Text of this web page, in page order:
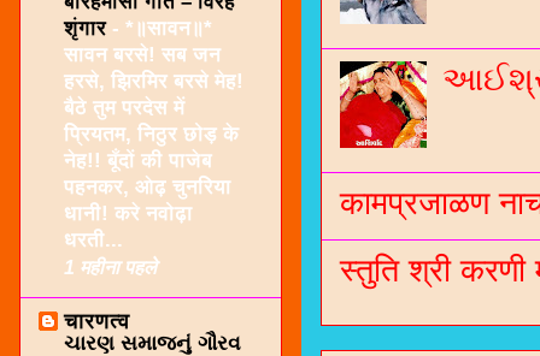
कामप्रजाळण
स्तुति श्री करणी
शृंगार - *॥सावन॥*
सावन बरसे! सब जन
हरसे, झिरमिर बरसे मेह!
बैठे तुम परदेस में
प्रियतम, निठुर छोड़ के
नेह!! बूँदों की पाजेब
पहनकर, ओढ़ चुनरिया
धानी! करे नवोढ़ा
धरती...
1 महीना पहले
चारणत्व
ચારણ સમાજનું ગૌરવ